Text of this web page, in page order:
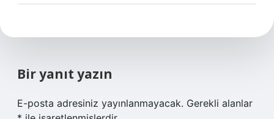
Bir yanıt yazın
E-posta adresiniz yayınlanmayacak. Gerekli alanlar